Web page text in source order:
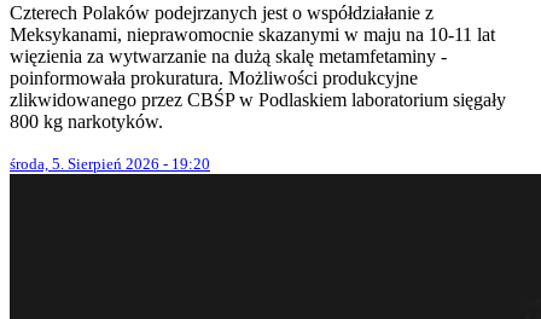
Czterech Polaków podejrzanych jest o współdziałanie z
Meksykanami, nieprawomocnie skazanymi w maju na 10-11 lat
więzienia za wytwarzanie na dużą skalę metamfetaminy -
poinformowała prokuratura. Możliwości produkcyjne
zlikwidowanego przez CBŚP w Podlaskiem laboratorium sięgały
800 kg narkotyków.
środa, 5. Sierpień 2026 - 19:20